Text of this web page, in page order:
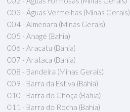
003 - Águas Vermelhas (Minas Gerais)
004 - Almenara (Minas Gerais)
005 - Anagé (Bahia)
006 - Aracatu (Bahia)
007 - Arataca (Bahia)
008 - Bandeira (Minas Gerais)
009 - Barra da Estiva (Bahia)
010 - Barra do Choça (Bahia)
011 - Barra do Rocha (Bahia)